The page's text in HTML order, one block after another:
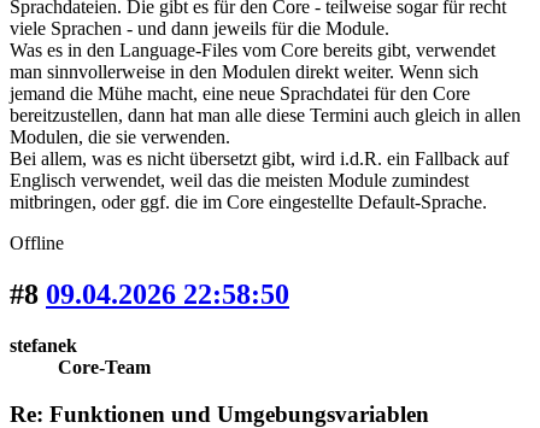
Sprachdateien. Die gibt es für den Core - teilweise sogar für recht
viele Sprachen - und dann jeweils für die Module.
Was es in den Language-Files vom Core bereits gibt, verwendet
man sinnvollerweise in den Modulen direkt weiter. Wenn sich
jemand die Mühe macht, eine neue Sprachdatei für den Core
bereitzustellen, dann hat man alle diese Termini auch gleich in allen
Modulen, die sie verwenden.
Bei allem, was es nicht übersetzt gibt, wird i.d.R. ein Fallback auf
Englisch verwendet, weil das die meisten Module zumindest
mitbringen, oder ggf. die im Core eingestellte Default-Sprache.
Offline
#8 09.04.2026 22:58:50
stefanek
Core-Team
Re: Funktionen und Umgebungsvariablen